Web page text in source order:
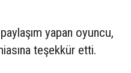
yapan oyuncu,
teşekkür etti.